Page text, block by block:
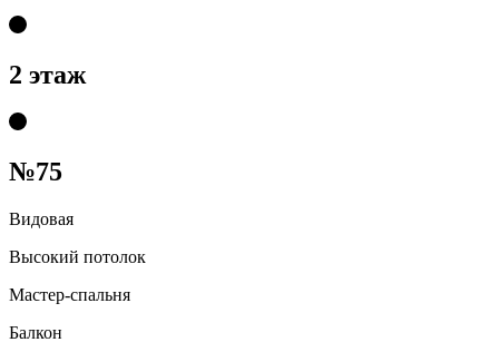
2 этаж
№75
Видовая
Высокий потолок
Мастер-спальня
Балкон